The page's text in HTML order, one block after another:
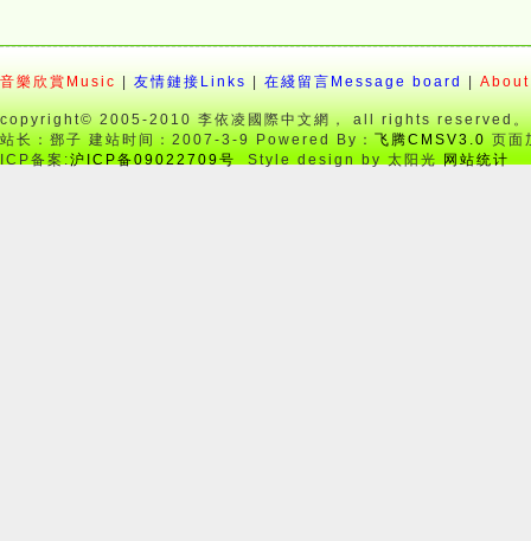
音樂欣賞Music 友情鏈接Links 在綫留言Message board
copyright© 2005-2010 李依凌國際中文網， all rights reserved。
站长：鄧子 建站时间：2007-3-9 Powered By：飞腾CMSV3.0页面
ICP备案:沪ICP备09022709号 Style design by 太阳光 网站统计